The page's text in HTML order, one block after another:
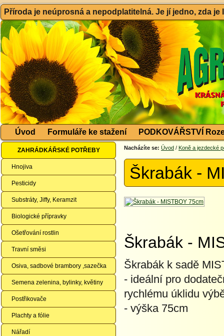
Příroda je neúprosná a nepodplatitelná. Je jí jedno, zda
Úvod Formuláře ke stažení PODKOVÁŘSTVÍ
ZAHRÁDKÁŘSKÉ POTŘEBY
Hnojiva
Pesticidy
Substráty, Jiffy, Keramzit
Biologické přípravky
Ošetřování rostlin
Travní směsi
Osiva, sadbové brambory ,sazečka
Semena zelenina, bylinky, květiny
Postřikovače
Plachty a fólie
Nářadí
Nacházíte se: Úvod / Koně a jezdecké
Škrabák -
Škrabák -
Škrabák k sadě
- ideální pro
rychlému úklidu
- výška 75cm